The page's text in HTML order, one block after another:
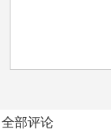
全部评论